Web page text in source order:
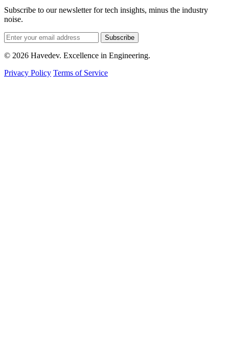
Subscribe to our newsletter for tech insights, minus the industry
noise.
Subscribe
© 2026 Havedev. Excellence in Engineering.
Privacy Policy Terms of Service